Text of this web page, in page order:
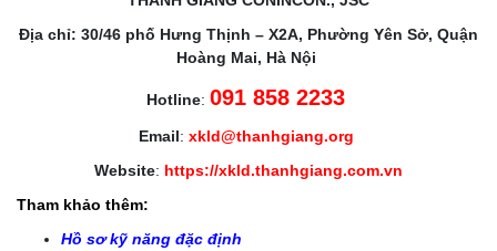
Địa chỉ: 30/46 phố Hưng Thịnh – X2A, Phường Yên Sở, Quận
Hoàng Mai, Hà Nội
Hotline: 091 858 2233
Email: xkld@thanhgiang.org
Website: https://xkld.thanhgiang.com.vn
Tham khảo thêm:
Hồ sơ kỹ năng đặc định